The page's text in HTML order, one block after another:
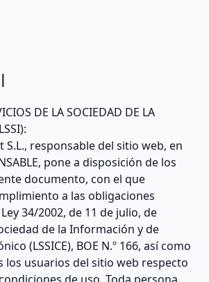
DE LA SOCIEDAD DE LA
S.L., responsable del sitio web, en
pone a disposición de los
documento, con el que
a las obligaciones
34/2002, de 11 de julio, de
de la Información y de
(LSSICE), BOE N.º 166, así como
los usuarios del sitio web respecto